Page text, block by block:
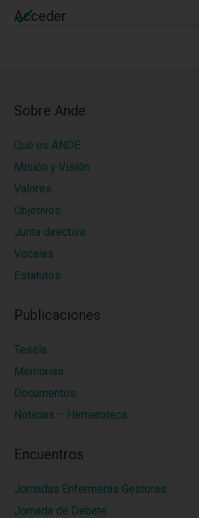
Acceder
Sobre Ande
Qué es ANDE
Misión y Visión
Valores
Objetivos
Junta directiva
Vocales
Estatutos
Publicaciones
Tesela
Memorias
Documentos
Noticias – Hemeroteca
Encuentros
Jornadas Enfermeras Gestoras
Jornada de Debate